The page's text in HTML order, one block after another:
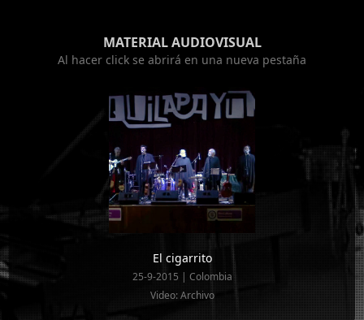
MATERIAL AUDIOVISUAL
Al hacer click se abrirá en una nueva pestaña
El cigarrito
25-9-2015 | Colombia
Video: Archivo